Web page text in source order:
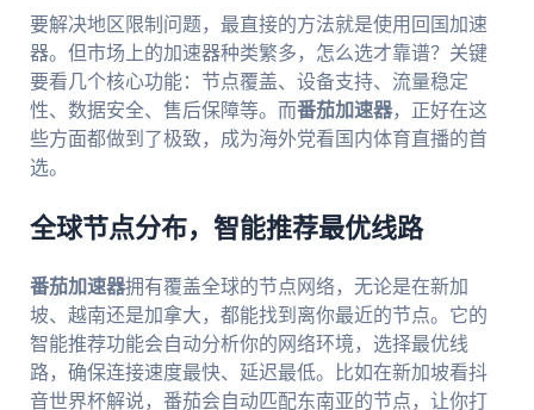
要解决地区限制问题，最直接的方法就是使用回国加速
器。但市场上的加速器种类繁多，怎么选才靠谱？关键
要看几个核心功能：节点覆盖、设备支持、流量稳定
性、数据安全、售后保障等。而番茄加速器，正好在这
些方面都做到了极致，成为海外党看国内体育直播的首
选。
全球节点分布，智能推荐最优线路
番茄加速器拥有覆盖全球的节点网络，无论是在新加
坡、越南还是加拿大，都能找到离你最近的节点。它的
智能推荐功能会自动分析你的网络环境，选择最优线
路，确保连接速度最快、延迟最低。比如在新加坡看抖
音世界杯解说，番茄会自动匹配东南亚的节点，让你打